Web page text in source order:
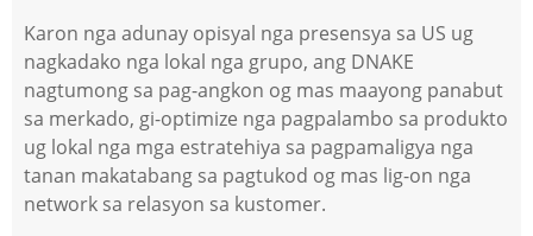
Karon nga adunay opisyal nga presensya sa US ug
nagkadako nga lokal nga grupo, ang DNAKE
nagtumong sa pag-angkon og mas maayong panabut
sa merkado, gi-optimize nga pagpalambo sa produkto
ug lokal nga mga estratehiya sa pagpamaligya nga
tanan makatabang sa pagtukod og mas lig-on nga
network sa relasyon sa kustomer.